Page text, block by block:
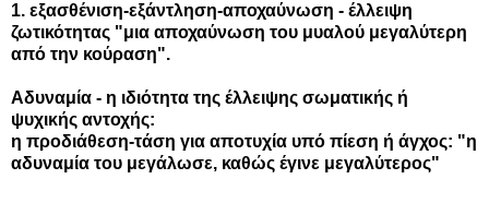
1. εξασθένιση-εξάντληση-αποχαύνωση - έλλειψη
ζωτικότητας "μια αποχαύνωση του μυαλού μεγαλύτερη
από την κούραση".
Αδυναμία - η ιδιότητα της έλλειψης σωματικής ή
ψυχικής αντοχής:
η προδιάθεση-τάση για αποτυχία υπό πίεση ή άγχος: "η
αδυναμία του μεγάλωσε, καθώς έγινε μεγαλύτερος"